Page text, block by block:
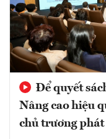
Để quyết
Nâng cao hiệu
chủ trương